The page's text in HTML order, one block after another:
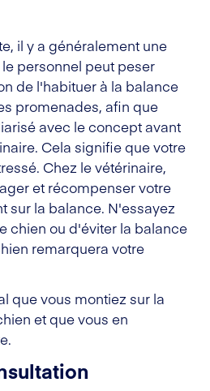
il y a généralement une
personnel peut peser
de l'habituer à la balance
promenades, afin que
avec le concept avant
Cela signifie que votre
Chez le vétérinaire,
et récompenser votre
sur la balance. N'essayez
chien ou d'éviter la balance
remarquera votre
que vous montiez sur la
et que vous en